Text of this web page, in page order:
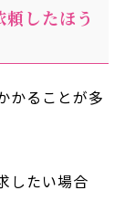
したほう
かることが多
したい場合